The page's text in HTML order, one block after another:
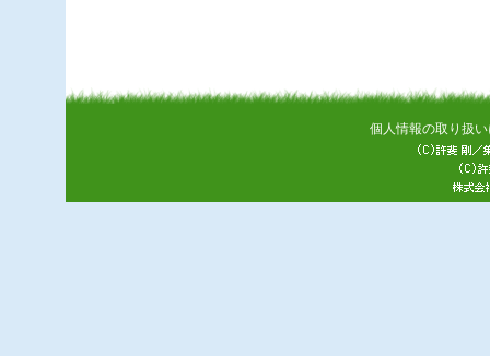
個人情報の取り扱